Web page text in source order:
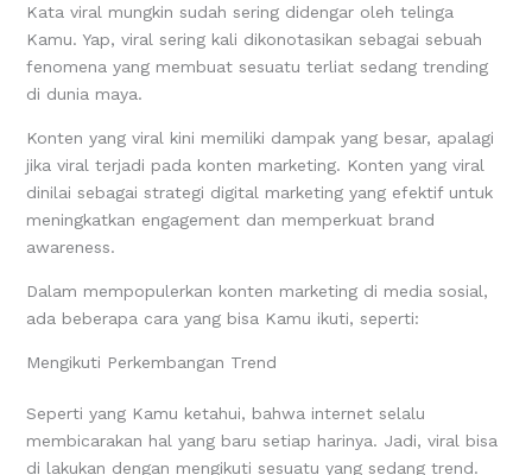
Kata viral mungkin sudah sering didengar oleh telinga
Kamu. Yap, viral sering kali dikonotasikan sebagai sebuah
fenomena yang membuat sesuatu terliat sedang trending
di dunia maya.
Konten yang viral kini memiliki dampak yang besar, apalagi
jika viral terjadi pada konten marketing. Konten yang viral
dinilai sebagai strategi digital marketing yang efektif untuk
meningkatkan engagement dan memperkuat brand
awareness.
Dalam mempopulerkan konten marketing di media sosial,
ada beberapa cara yang bisa Kamu ikuti, seperti:
Mengikuti Perkembangan Trend
Seperti yang Kamu ketahui, bahwa internet selalu
membicarakan hal yang baru setiap harinya. Jadi, viral bisa
di lakukan dengan mengikuti sesuatu yang sedang trend.